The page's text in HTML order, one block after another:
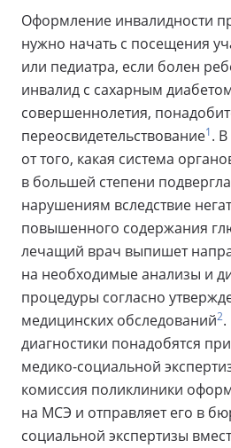
Оформление инвалидности
нужно начать с посещения
или педиатра, если болен
инвалид с сахарным
совершеннолетия,
переосвидетельствование1.
от того, какая система
в большей степени
нарушениям вследствие
повышенного содержания
лечащий врач выпишет
на необходимые анализы и
процедуры согласно
медицинских обследований2.
диагностики понадобятся
медико-социальной
комиссия поликлиники
на МСЭ и отправляет его в
социальной экспертизы